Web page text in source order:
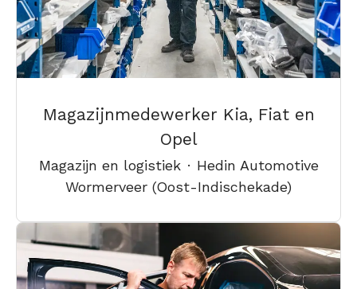
Magazijnmedewerker Kia, Fiat en
Opel
Magazijn en logistiek · Hedin Automotive
Wormerveer (Oost-Indischekade)